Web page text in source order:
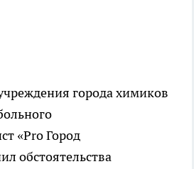
города химиков
«Pro Город
обстоятельства